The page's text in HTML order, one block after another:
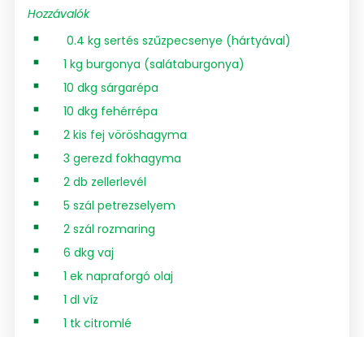
Hozzávalók
0.4 kg sertés szűzpecsenye (hártyával)
1 kg burgonya (salátaburgonya)
10 dkg sárgarépa
10 dkg fehérrépa
2 kis fej vöröshagyma
3 gerezd fokhagyma
2 db zellerlevél
5 szál petrezselyem
2 szál rozmaring
6 dkg vaj
1 ek napraforgó olaj
1 dl víz
1 tk citromlé